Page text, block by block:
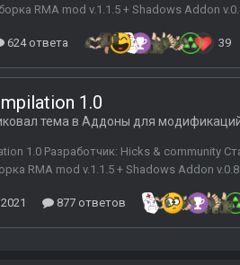
RMA mod v.1.1.5 + Shadows Addon
624 ответа 39
1.0
тема в Аддоны для
1.0 Разработчик: Hicks & community
RMA mod v.1.1.5 + Shadows Addon
877 ответов